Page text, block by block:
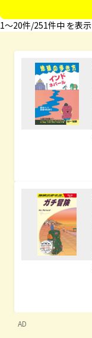
1〜20件/251件中 を表示
AD